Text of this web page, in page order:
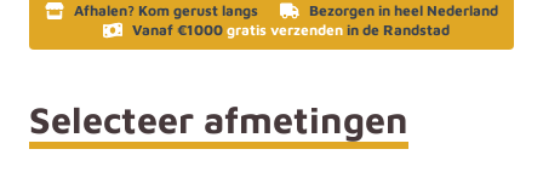
Afhalen? Kom gerust langs
Bezorgen in heel Nederland
Vanaf €1000 gratis verzenden in de Randstad
Selecteer afmetingen